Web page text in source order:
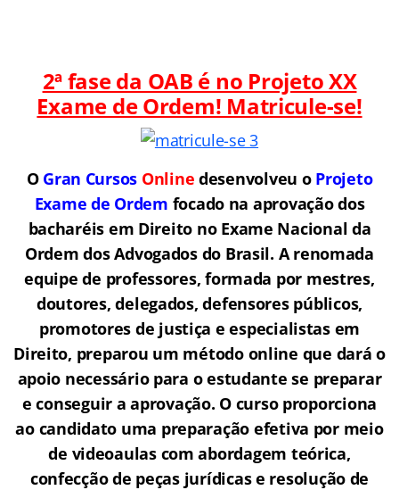
2ª fase da OAB é no Projeto XX
Exame de Ordem! Matricule-se!
O Gran Cursos Online desenvolveu o Projeto
Exame de Ordem focado na aprovação dos
bacharéis em Direito no Exame Nacional da
Ordem dos Advogados do Brasil. A renomada
equipe de professores, formada por mestres,
doutores, delegados, defensores públicos,
promotores de justiça e especialistas em
Direito, preparou um método online que dará o
apoio necessário para o estudante se preparar
e conseguir a aprovação. O curso proporciona
ao candidato uma preparação efetiva por meio
de videoaulas com abordagem teórica,
confecção de peças jurídicas e resolução de